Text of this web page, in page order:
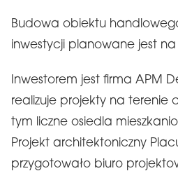
Budowa obiektu
inwestycji planowane jest na
Inwestorem jest firma APM
realizuje projekty na terenie
tym liczne osiedla
Projekt architektoniczny
przygotowało biuro